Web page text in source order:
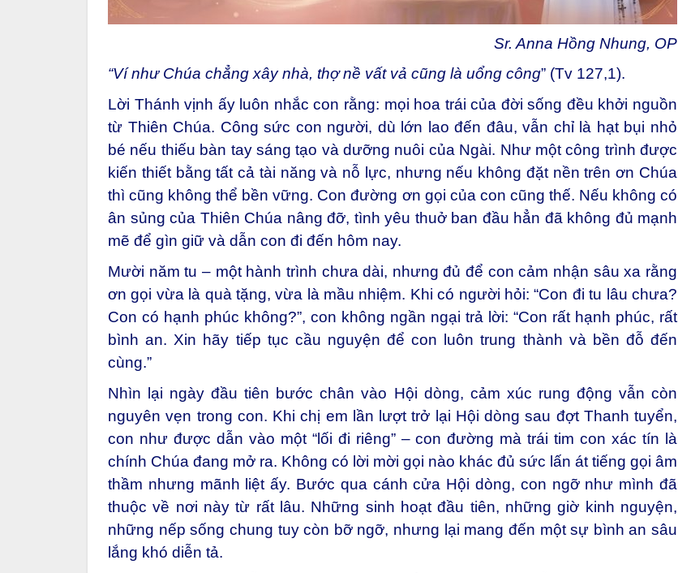
Sr. Anna Hồng Nhung, OP
“Ví như Chúa chẳng xây nhà, thợ nề vất vả cũng là uổng công” (Tv 127,1).
Lời Thánh vịnh ấy luôn nhắc con rằng: mọi hoa trái của đời sống đều khởi nguồn
từ Thiên Chúa. Công sức con người, dù lớn lao đến đâu, vẫn chỉ là hạt bụi nhỏ
bé nếu thiếu bàn tay sáng tạo và dưỡng nuôi của Ngài. Như một công trình được
kiến thiết bằng tất cả tài năng và nỗ lực, nhưng nếu không đặt nền trên ơn Chúa
thì cũng không thể bền vững. Con đường ơn gọi của con cũng thế. Nếu không có
ân sủng của Thiên Chúa nâng đỡ, tình yêu thuở ban đầu hẳn đã không đủ mạnh
mẽ để gìn giữ và dẫn con đi đến hôm nay.
Mười năm tu – một hành trình chưa dài, nhưng đủ để con cảm nhận sâu xa rằng
ơn gọi vừa là quà tặng, vừa là mầu nhiệm. Khi có người hỏi: “Con đi tu lâu chưa?
Con có hạnh phúc không?”, con không ngần ngại trả lời: “Con rất hạnh phúc, rất
bình an. Xin hãy tiếp tục cầu nguyện để con luôn trung thành và bền đỗ đến
cùng.”
Nhìn lại ngày đầu tiên bước chân vào Hội dòng, cảm xúc rung động vẫn còn
nguyên vẹn trong con. Khi chị em lần lượt trở lại Hội dòng sau đợt Thanh tuyển,
con như được dẫn vào một “lối đi riêng” – con đường mà trái tim con xác tín là
chính Chúa đang mở ra. Không có lời mời gọi nào khác đủ sức lấn át tiếng gọi âm
thầm nhưng mãnh liệt ấy. Bước qua cánh cửa Hội dòng, con ngỡ như mình đã
thuộc về nơi này từ rất lâu. Những sinh hoạt đầu tiên, những giờ kinh nguyện,
những nếp sống chung tuy còn bỡ ngỡ, nhưng lại mang đến một sự bình an sâu
lắng khó diễn tả.